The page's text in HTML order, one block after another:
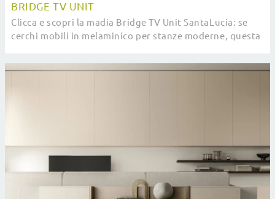
BRIDGE TV UNIT
Clicca e scopri la madia Bridge TV Unit SantaLucia: se
cerchi mobili in melaminico per stanze moderne, questa